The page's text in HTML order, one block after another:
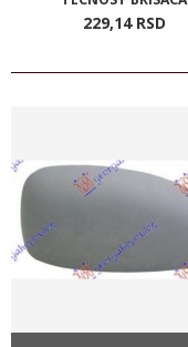
229,14 RSD